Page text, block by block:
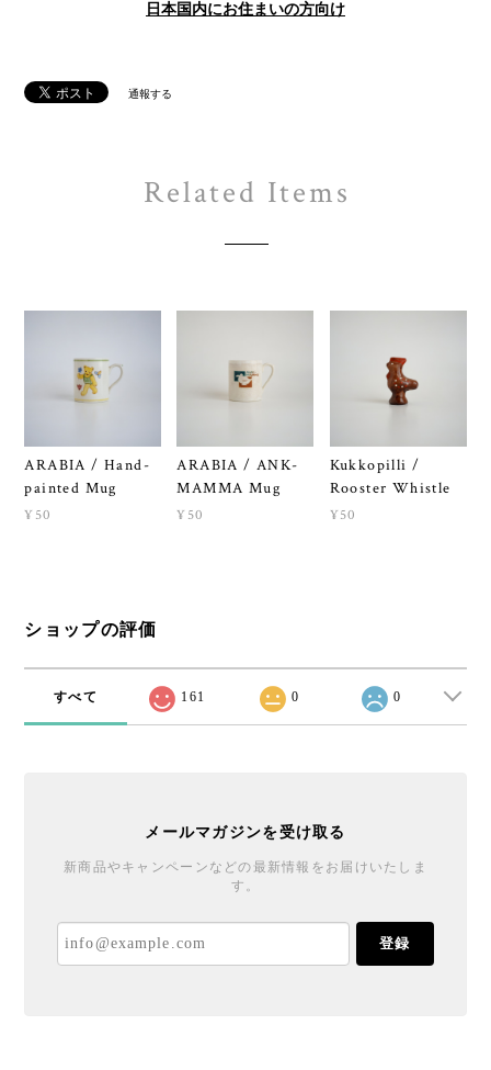
日本国内にお住まいの方向け
通報する
Related Items
ARABIA / Hand-
painted Mug
¥50
ARABIA / ANK-
MAMMA Mug
¥50
Kukkopilli /
Rooster Whistle
¥50
ショップの評価
すべて 161 0 0
メールマガジンを受け取る
新商品やキャンペーンなどの最新情報をお届けいたしま
す。
登録